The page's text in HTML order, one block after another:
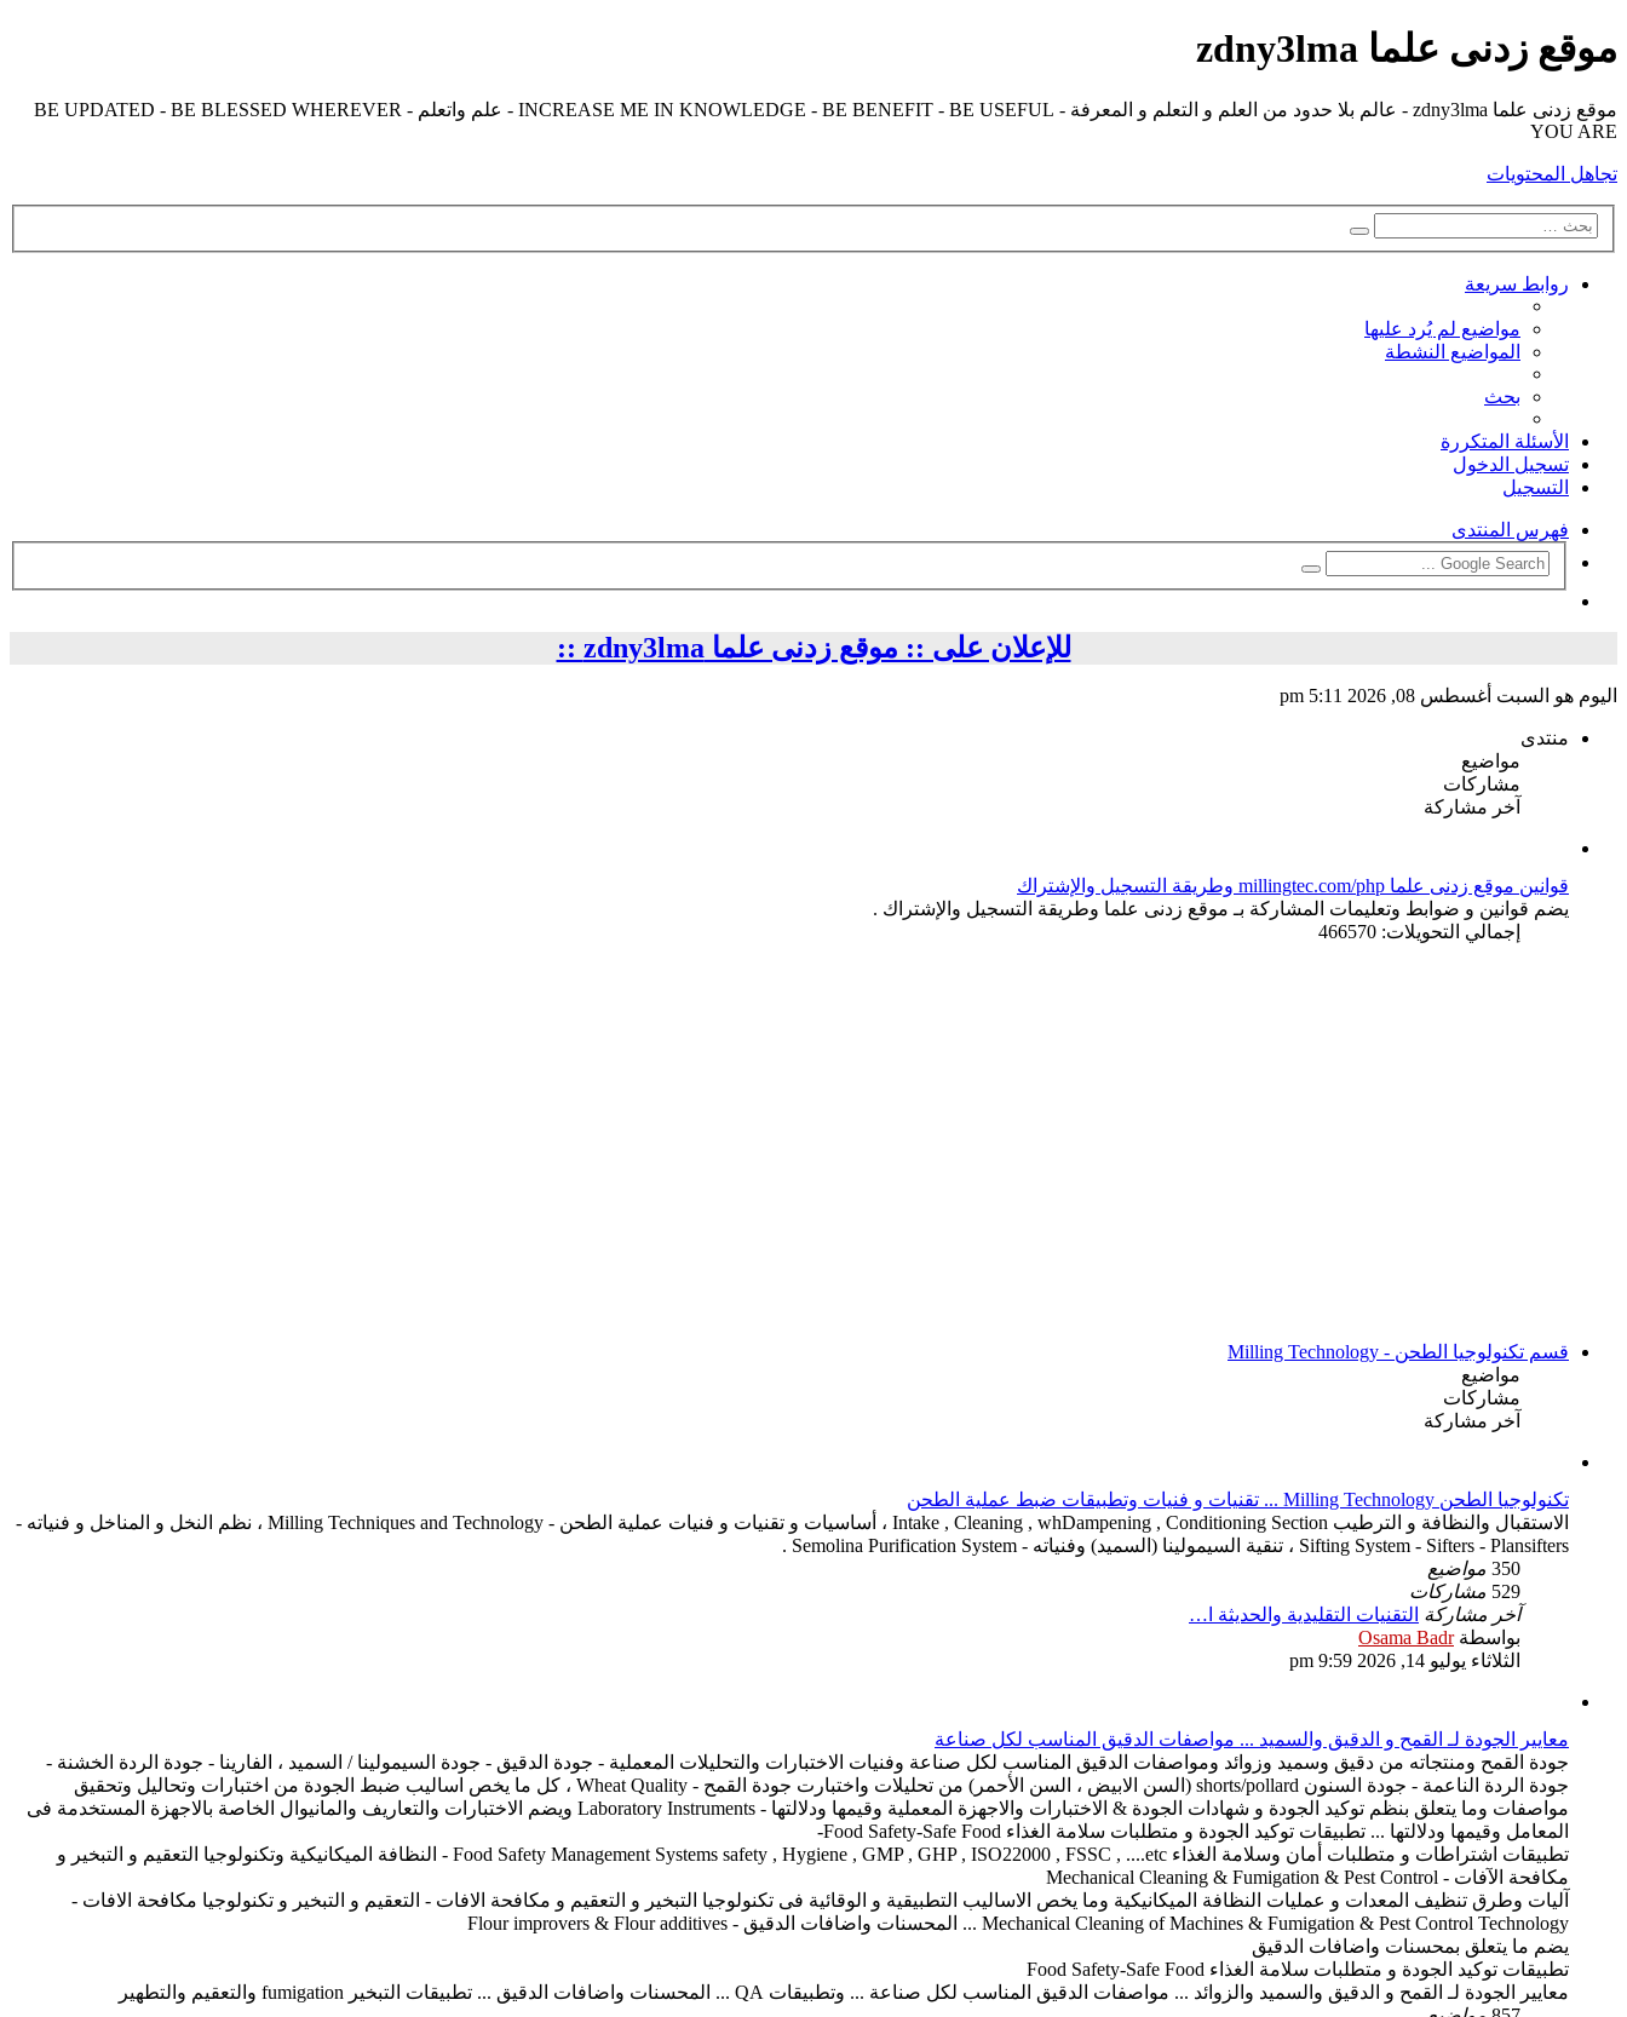
موقع زدنى علما zdny3lma
موقع زدنى علما zdny3lma - عالم بلا حدود من العلم و التعلم و المعرفة - INCREASE ME IN KNOWLEDGE - BE BENEFIT - BE USEFUL - علم واتعلم - BE UPDATED - BE BLESSED WHEREVER
YOU ARE
تجاهل المحتويات
بحث
بحث
متقدم
روابط سريعة
مواضيع لم يُرد عليها
المواضيع النشطة
بحث
الأسئلة المتكررة
تسجيل الدخول
التسجيل
فهرس المنتدى
للإعلان على :: موقع زدنى علما zdny3lma ::
اليوم هو السبت أغسطس 08, 2026 5:11 pm
منتدى
مواضيع
مشاركات
آخر مشاركة
قوانين موقع زدنى علما millingtec.com/php وطريقة التسجيل والإشتراك
يضم قوانين و ضوابط وتعليمات المشاركة بـ موقع زدنى علما وطريقة التسجيل والإشتراك .
إجمالي التحويلات: 466570
قسم تكنولوجيا الطحن - Milling Technology
مواضيع
مشاركات
آخر مشاركة
تكنولوجيا الطحن Milling Technology ... تقنيات و فنيات وتطبيقات ضبط عملية الطحن
الاستقبال والنظافة و الترطيب Intake , Cleaning , whDampening , Conditioning Section ، أساسيات و تقنيات و فنيات عملية الطحن - Milling Techniques and Technology ، نظم النخل و المناخل و فنياته -
Sifting System - Sifters - Plansifters ، تنقية السيمولينا (السميد) وفنياته - Semolina Purification System .
350 مواضيع
529 مشاركات
آخر مشاركة التقنيات التقليدية والحديثة ا…
بواسطةOsama Badrشاهد
آخر
الثلاثاء يوليو 14, 2026 9:59 pm
معايير الجودة لـ القمح و الدقيق والسميد ... مواصفات الدقيق المناسب لكل صناعة
جودة القمح ومنتجاته من دقيق وسميد وزوائد ومواصفات الدقيق المناسب لكل صناعة وفنيات الاختبارات والتحليلات المعملية - جودة الدقيق - جودة السيمولينا / السميد ، الفارينا - جودة الردة الخشنة -
جودة الردة الناعمة - جودة السنون shorts/pollard (السن الابيض ، السن الأحمر) من تحليلات واختبارت جودة القمح - Wheat Quality ، كل ما يخص اساليب ضبط الجودة من اختبارات وتحاليل وتحقيق
مواصفات وما يتعلق بنظم توكيد الجودة و شهادات الجودة & الاختبارات والاجهزة المعملية وقيمها ودلالتها - Laboratory Instruments ويضم الاختبارات والتعاريف والمانيوال الخاصة بالاجهزة المستخدمة فى
المعامل وقيمها ودلالتها ... تطبيقات توكيد الجودة و متطلبات سلامة الغذاء Food Safety-Safe Food-
تطبيقات اشتراطات و متطلبات أمان وسلامة الغذاء Food Safety Management Systems safety , Hygiene , GMP , GHP , ISO22000 , FSSC , ....etc - النظافة الميكانيكية وتكنولوجيا التعقيم و التبخير و
مكافحة الآفات - Mechanical Cleaning & Fumigation & Pest Control
آليات وطرق تنظيف المعدات و عمليات النظافة الميكانيكية وما يخص الاساليب التطبيقية و الوقائية فى تكنولوجيا التبخير و التعقيم و مكافحة الافات - التعقيم و التبخير و تكنولوجيا مكافحة الافات -
Mechanical Cleaning of Machines & Fumigation & Pest Control Technology ... المحسنات واضافات الدقيق - Flour improvers & Flour additives
يضم ما يتعلق بمحسنات واضافات الدقيق
تطبيقات توكيد الجودة و متطلبات سلامة الغذاء Food Safety-Safe Food
معايير الجودة لـ القمح و الدقيق والسميد والزوائد ... مواصفات الدقيق المناسب لكل صناعة ... وتطبيقات QA ... المحسنات واضافات الدقيق ... تطبيقات التبخير fumigation والتعقيم والتطهير